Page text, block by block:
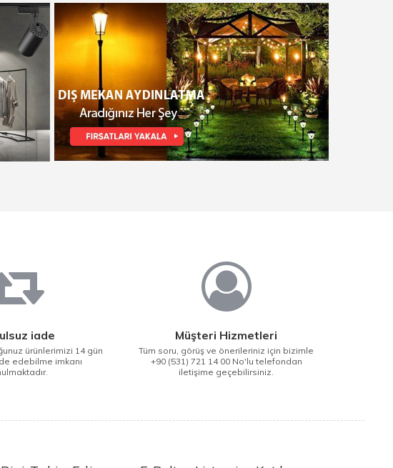
iade
ürünlerimizi 14 gün
edebilme imkanı
Müşteri Hizmetleri
Tüm soru, görüş ve önerileriniz için bizimle
+90 (531) 721 14 00 No'lu telefondan
iletişime geçebilirsiniz.